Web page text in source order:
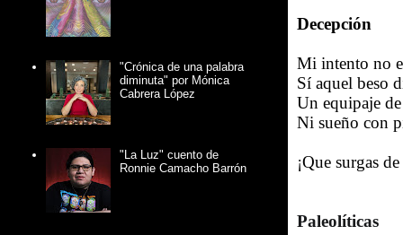
Decepción
Mi intento no
Sí aquel beso
Un equipaje
Ni sueño con
¡Que surgas
Paleolíticas
"Crónica de una palabra
diminuta" por Mónica
Cabrera López
"La Luz" cuento de
Ronnie Camacho Barrón